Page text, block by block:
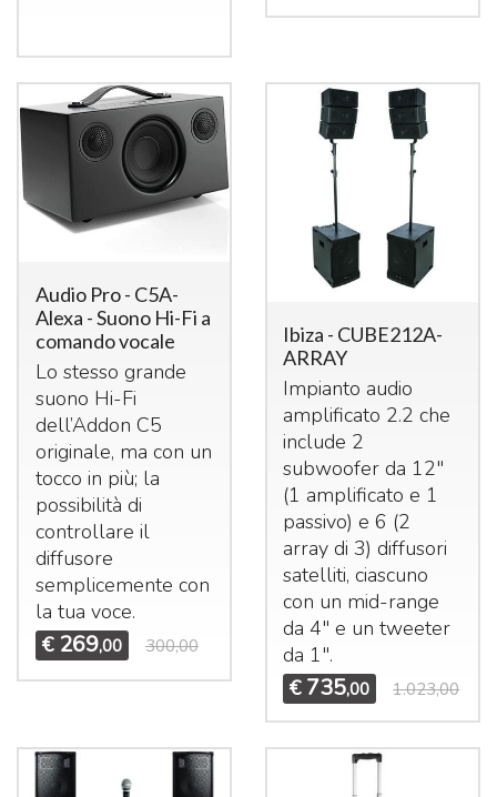
Audio Pro - C5A-
Alexa - Suono Hi-Fi a
comando vocale
Lo stesso grande
suono Hi-Fi
dell’Addon C5
originale, ma con un
tocco in più; la
possibilità di
controllare il
diffusore
semplicemente con
la tua voce.
€ 269,00 300,00
Ibiza - CUBE212A-
ARRAY
Impianto audio
amplificato 2.2 che
include 2
subwoofer da 12"
(1 amplificato e 1
passivo) e 6 (2
array di 3) diffusori
satelliti, ciascuno
con un mid-range
da 4" e un tweeter
da 1".
€ 735,00 1.023,00